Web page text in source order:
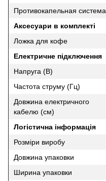
Противокапельная система
Аксесуари в комплекті
Ложка для кофе
Електричне підключення
Напруга (В)
Частота струму (Гц)
Довжина електричного
кабелю (см)
Логістична інформація
Розміри виробу
Довжина упаковки
Ширина упаковки